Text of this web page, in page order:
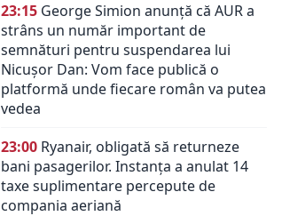
23:15 George Simion anunță că AUR a
strâns un număr important de
semnături pentru suspendarea lui
Nicușor Dan: Vom face publică o
platformă unde fiecare român va putea
vedea
23:00 Ryanair, obligată să returneze
bani pasagerilor. Instanța a anulat 14
taxe suplimentare percepute de
compania aeriană